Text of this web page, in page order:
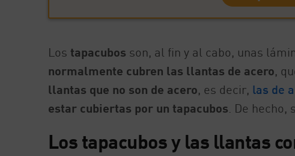
Los tapacubos son, al fin y al cabo, unas
normalmente cubren las llantas de acero,
llantas que no son de acero, es decir, las de
estar cubiertas por un tapacubos. De hecho,
Los tapacubos y las llantas